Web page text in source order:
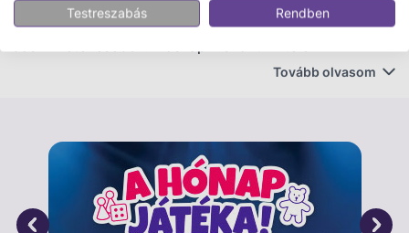
Baltazár nagyon is kételkedett a seprűnyélen lovagló
megjelennek a boszorkányok, egyre többen! Írta:
Tovább olvasom
Testreszabás Rendben